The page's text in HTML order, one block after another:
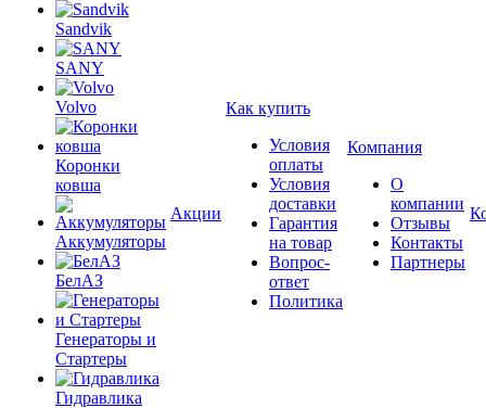
Sandvik
SANY
Volvo
Коронки
ковша
Аккумуляторы
БелАЗ
Генераторы и
Стартеры
Гидравлика
Акции
Как купить
Условия
оплаты
Условия
доставки
Гарантия
на товар
Вопрос-
ответ
Политика
Компания
О
компании
Отзывы
Контакты
Партнеры